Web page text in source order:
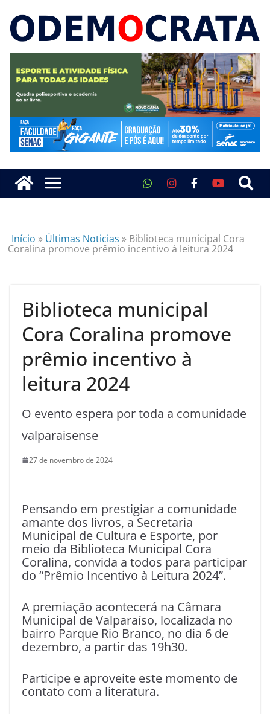
Início » Últimas Noticias » Biblioteca municipal Cora
Coralina promove prêmio incentivo à leitura 2024
Biblioteca municipal
Cora Coralina promove
prêmio incentivo à
leitura 2024
O evento espera por toda a comunidade
valparaisense
27 de novembro de 2024
Pensando em prestigiar a comunidade
amante dos livros, a Secretaria
Municipal de Cultura e Esporte, por
meio da Biblioteca Municipal Cora
Coralina, convida a todos para participar
do “Prêmio Incentivo à Leitura 2024”.
A premiação acontecerá na Câmara
Municipal de Valparaíso, localizada no
bairro Parque Rio Branco, no dia 6 de
dezembro, a partir das 19h30.
Participe e aproveite este momento de
contato com a literatura.